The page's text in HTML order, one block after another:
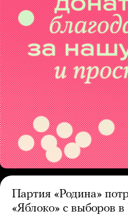
Партия «Родина»
«Яблоко» с выборов в